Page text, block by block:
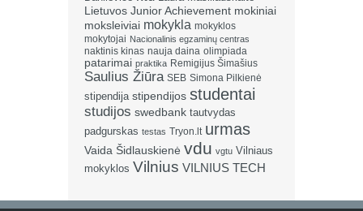
Lietuvos Junior Achievement mokiniai
moksleiviai mokykla mokyklos
mokytojai Nacionalinis egzaminų centras
naktinis kinas nauja daina olimpiada
patarimai praktika Remigijus Šimašius
Saulius Žiūra SEB Simona Pilkienė
stipendija stipendijos studentai
studijos swedbank tautvydas
padgurskas testas Tryon.lt urmas
Vaida Šidlauskienė vdu vgtu Vilniaus
mokyklos Vilnius VILNIUS TECH